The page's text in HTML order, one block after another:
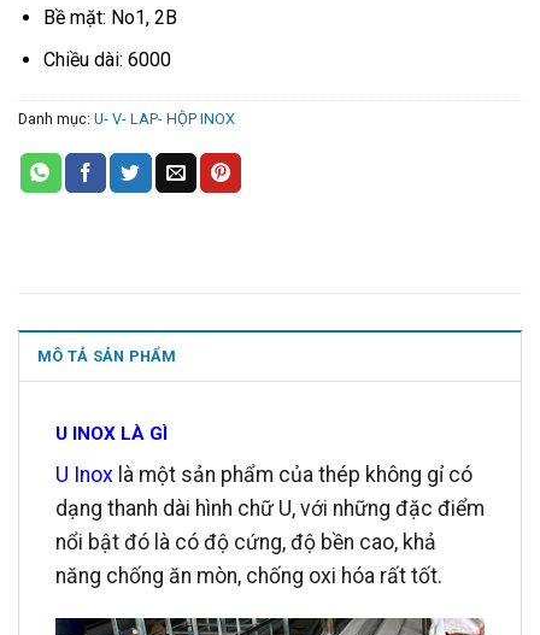
Bề mặt: No1, 2B
Chiều dài: 6000
Danh mục: U- V- LAP- HỘP INOX
MÔ TẢ SẢN PHẨM
U INOX LÀ GÌ
U Inox là một sản phẩm của thép không gỉ có
dạng thanh dài hình chữ U, với những đặc điểm
nổi bật đó là có độ cứng, độ bền cao, khả
năng chống ăn mòn, chống oxi hóa rất tốt.